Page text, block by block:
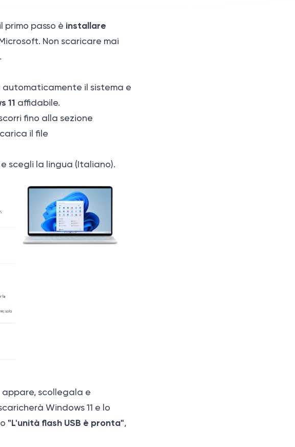
passo è installare
Non scaricare mai
automaticamente il sistema e
11 affidabile.
fino alla sezione
il file
scegli la lingua (Italiano).
scollegala e
Windows 11 e lo
"L'unità flash USB è pronta",